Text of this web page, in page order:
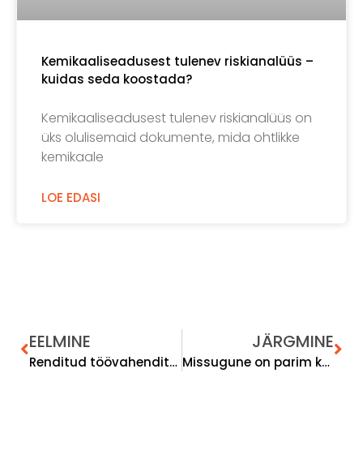
Kemikaaliseadusest tulenev riskianalüüs –
kuidas seda koostada?
Kemikaaliseadusest tulenev riskianalüüs on
üks olulisemaid dokumente, mida ohtlikke
kemikaale
LOE EDASI
EELMINE
Renditud töövahendite ohutus – kas TTOS rakendub?
JÄRGMINE
Missugune on parim kemikaaliohutuse koolitus tootmistöötajatele?